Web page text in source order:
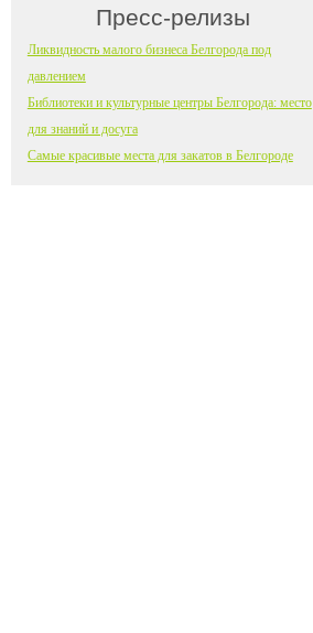
Пресс-релизы
Ликвидность малого бизнеса Белгорода под
давлением
Библиотеки и культурные центры Белгорода: место
для знаний и досуга
Самые красивые места для закатов в Белгороде